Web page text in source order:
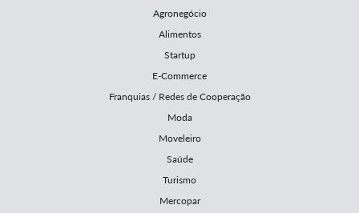
Agronegócio
Alimentos
Startup
E-Commerce
Franquias / Redes de Cooperação
Moda
Moveleiro
Saúde
Turismo
Mercopar